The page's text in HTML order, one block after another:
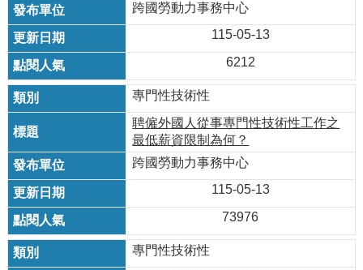
跨國勞動力事務中心
115-05-13
6212
專門性技術性
聘僱外國人從事專門性技術性工作之
最低薪資限制為何？
跨國勞動力事務中心
115-05-13
73976
專門性技術性